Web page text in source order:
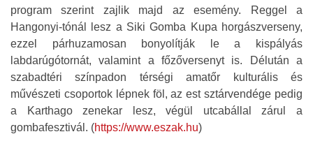
program szerint zajlik majd az esemény. Reggel a
Hangonyi-tónál lesz a Siki Gomba Kupa horgászverseny,
ezzel párhuzamosan bonyolítják le a kispályás
labdarúgótornát, valamint a főzőversenyt is. Délután a
szabadtéri színpadon térségi amatőr kulturális és
művészeti csoportok lépnek föl, az est sztárvendége pedig
a Karthago zenekar lesz, végül utcabállal zárul a
gombafesztivál. (https://www.eszak.hu)